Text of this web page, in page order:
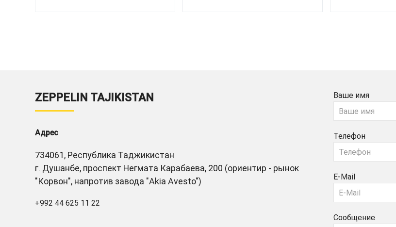
ZEPPELIN TAJIKISTAN
Адрес
734061, Республика Таджикистан
г. Душанбе, проспект Негмата Карабаева, 200 (ориентир - рынок
"Корвон", напротив завода "Akia Avesto")
+992 44 625 11 22
Ваше имя
Телефон
E-Mail
Сообщение